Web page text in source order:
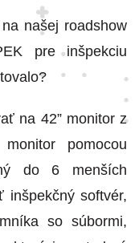
našej roadshow
pre inšpekciu
na 42” monitor z
pomocou
do 6 menších
inšpekčný softvér,
so súbormi,